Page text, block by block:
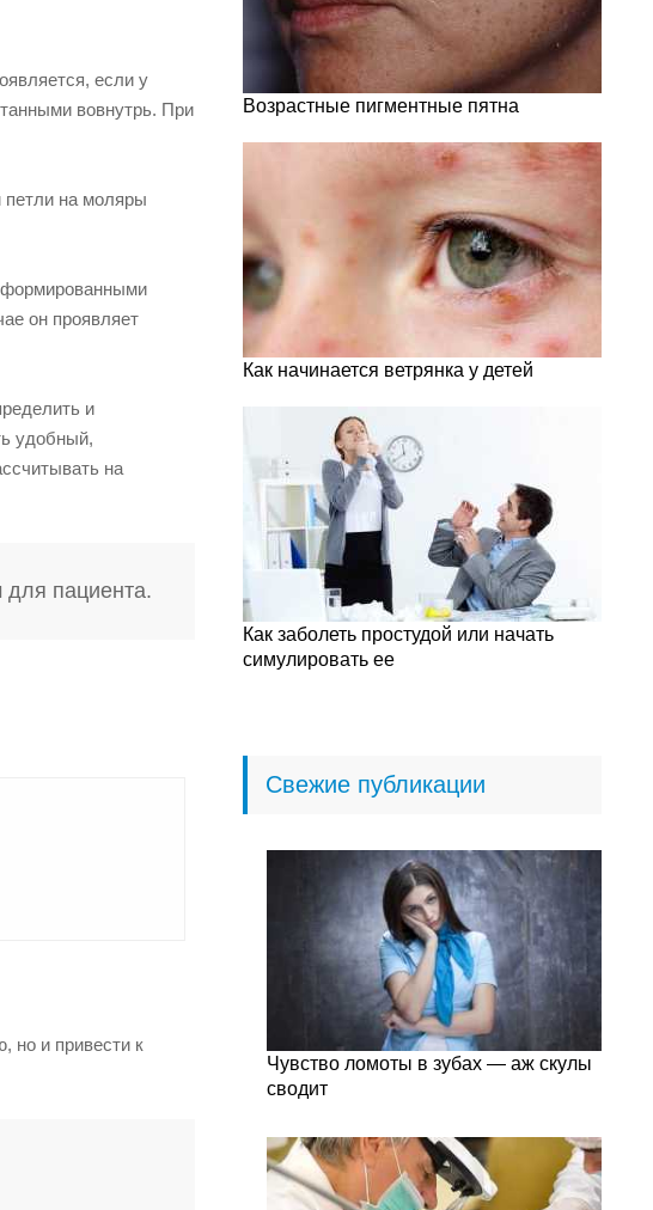
если у
вовнутрь. При
на моляры
он проявляет
и
удобный,
на
для пациента.
но и привести к
Возрастные пигментные пятна
Как начинается ветрянка у детей
Как заболеть простудой или начать
симулировать ее
Свежие публикации
Чувство ломоты в зубах — аж скулы
сводит